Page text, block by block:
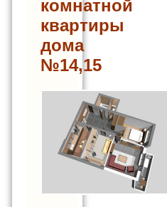
комнатной
квартиры
дома
№14,15